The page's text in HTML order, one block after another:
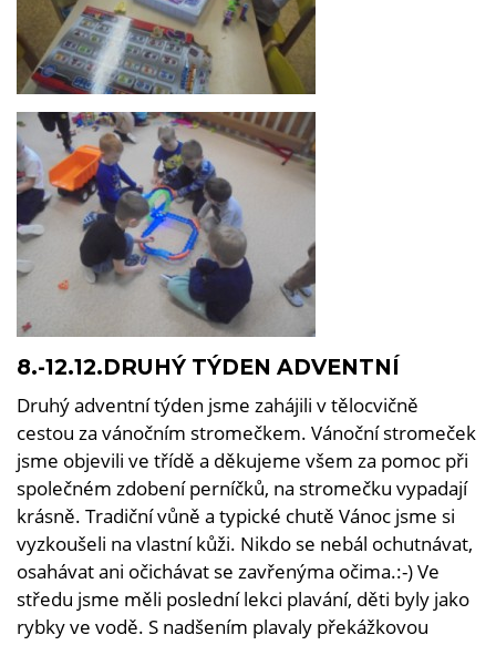
8.-12.12.DRUHÝ TÝDEN ADVENTNÍ
Druhý adventní týden jsme zahájili v tělocvičně
cestou za vánočním stromečkem. Vánoční stromeček
jsme objevili ve třídě a děkujeme všem za pomoc při
společném zdobení perníčků, na stromečku vypadají
krásně. Tradiční vůně a typické chutě Vánoc jsme si
vyzkoušeli na vlastní kůži. Nikdo se nebál ochutnávat,
osahávat ani očichávat se zavřenýma očima.:-) Ve
středu jsme měli poslední lekci plavání, děti byly jako
rybky ve vodě. S nadšením plavaly překážkovou